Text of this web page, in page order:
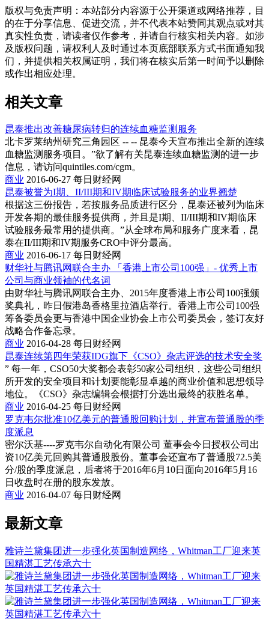
版权与免责声明 ： 本站部分内容源于公开渠道或网络推荐，目
的在于分享信息、促进交流，并不代表本站赞同其观点或对其
真实性负责，请读者仅作参考，并请自行核实相关内容。如涉
及版权问题，请权利人及时通过本页底部联系方式书面通知我
们，并提供相关权属证明，我们将在核实后第一时间予以删除
或作出相应处理。
相关文章
昆泰推出改善糖尿病转归的连续血糖监测服务
北卡罗莱纳州研究三角园区 -- -- 昆泰今天宣布推出全新的连续
血糖监测服务项目。”欲了解有关昆泰连续血糖监测的进一步
信息，请访问quintiles.com/cgm。
商业 2016-06-27 每日财经网
昆泰被誉为I期、II/III期和IV期临床试验服务的业界翘楚
根据这三份报告，若按服务品质进行区分，昆泰还被列为临床
开发各期的最佳服务提供商，并且是I期、II/III期和IV期临床
试验服务最常用的提供商。”从全球布局和服务广度来看，昆
泰在II/III期和IV期服务CRO中评分最高。
商业 2016-06-17 每日财经网
财华社与腾讯网联合主办 「香港上市公司100强」- 优秀上市
公司与商业领袖的代名词
由财华社与腾讯网联合主办、2015年度香港上市公司100强颁
奖典礼，昨日假港岛香格里拉酒店举行。香港上市公司100强
筹备委员会更与香港中国企业协会上市公司委员会，签订友好
战略合作备忘录。
商业 2016-04-28 每日财经网
昆泰连续第四年荣获IDG旗下《CSO》杂志评选的技术安全奖
” 每一年，CSO50大奖都会表彰50家公司组织，这些公司组织
所开发的安全项目和计划要能彰显卓越的商业价值和思想领导
地位。《CSO》杂志编辑会根据打分选出最终的获胜名单。
商业 2016-04-25 每日财经网
罗克韦尔批准10亿美元的普通股回购计划，并宣布普通股的季
度派息
密尔沃基----罗克韦尔自动化有限公司 董事会今日授权公司出
资10亿美元回购其普通股股份。董事会还宣布了普通股72.5美
分/股的季度派息，后者将于2016年6月10日面向2016年5月16
日收盘时在册的股东发放。
商业 2016-04-07 每日财经网
最新文章
雅诗兰黛集团进一步强化英国制造网络，Whitman工厂迎来英
国精湛工艺传承六十